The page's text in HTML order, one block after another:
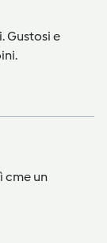
Gustosi e
cme un